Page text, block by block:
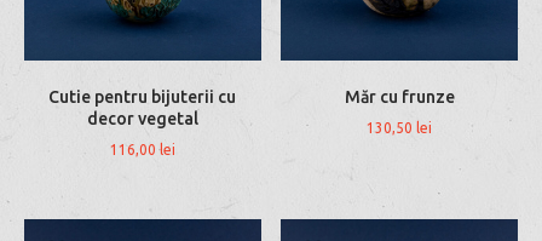
Cutie pentru bijuterii cu
decor vegetal
116,00lei
Măr cu frunze
130,50 lei